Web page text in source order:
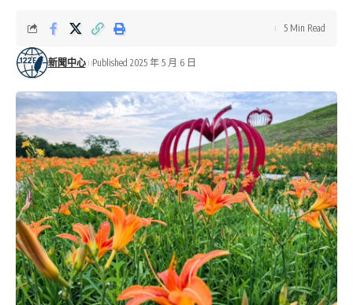
新聞中心 Published 2025 年 5 月 6 日
5 Min Read